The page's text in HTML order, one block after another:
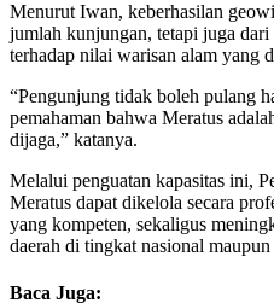
Menurut Iwan, keberhasilan
jumlah kunjungan, tetapi juga
terhadap nilai warisan alam yang
“Pengunjung tidak boleh pulang
pemahaman bahwa Meratus
dijaga,” katanya.
Melalui penguatan kapasitas ini,
Meratus dapat dikelola secara
yang kompeten, sekaligus
daerah di tingkat nasional
Baca Juga: